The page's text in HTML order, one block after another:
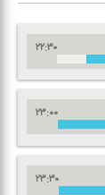
۲۲:۳۰
۲۳:۰۰
۲۳:۳۰